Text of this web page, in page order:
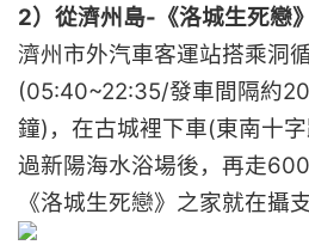
2）從濟州島-《洛城生死戀
濟州市外汽車客運站搭乘洞
(05:40~22:35/發車間隔約
鐘)，在古城裡下車(東南十字
過新陽海水浴場後，再走
《洛城生死戀》之家就在攝